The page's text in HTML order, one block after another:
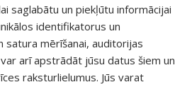
,
Face creams
saglabātu un piekļūtu informācijai
identifikatorus un
satura mērīšanai, auditorijas
var arī apstrādāt jūsu datus šiem un
raksturlielumus. Jūs varat